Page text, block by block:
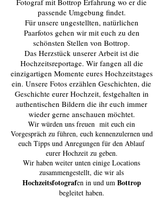
Fotograf mit Bottrop Erfahrung wo er die
passende Umgebung findet.
Für unsere ungestellten, natürlichen
Paarfotos gehen wir mit euch zu den
schönsten Stellen von Bottrop.
Das Herzstück unserer Arbeit ist die
Hochzeitsreportage. Wir fangen all die
einzigartigen Momente eures Hochzeitstages
ein. Unsere Fotos erzählen Geschichten, die
Geschichte eurer Hochzeit, festgehalten in
authentischen Bildern die ihr euch immer
wieder gerne anschauen möchtet.
Wir würden uns freuen mit euch ein
Vorgespräch zu führen, euch kennenzulernen und
euch Tipps und Anregungen für den Ablauf
eurer Hochzeit zu geben.
Wir haben weiter unten einige Locations
zusammengestellt, die wir als
Hochzeitsfotografen in und um Bottrop
begleitet haben.